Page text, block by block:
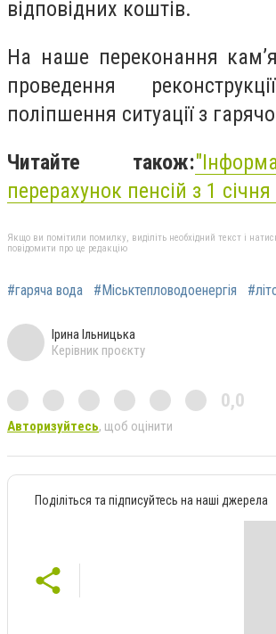
відповідних коштів.
На наше переконання
проведення
поліпшення ситуації з
Читайте також:
перерахунок пенсій з 1
Якщо ви помітили помилку, виділіть необхідний текст і
повідомити про це редакцію
#гаряча вода #Міськтепловодоенергія
Ірина Ільницька
Керівник проєкту
0,0
Авторизуйтесь, щоб оцінити
Поділіться та підписуйтесь на наші джерела